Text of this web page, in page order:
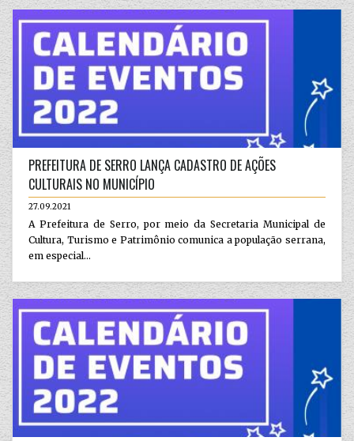
PREFEITURA DE SERRO LANÇA CADASTRO DE AÇÕES
CULTURAIS NO MUNICÍPIO
27.09.2021
A Prefeitura de Serro, por meio da Secretaria Municipal de
Cultura, Turismo e Patrimônio comunica a população serrana,
em especial...